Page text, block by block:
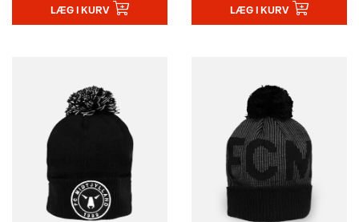
LÆG I KURV LÆG I KURV